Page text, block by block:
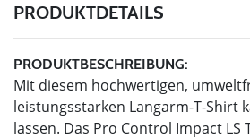
PRODUKTDETAILS
PRODUKTBESCHREIBUNG:
Mit diesem hochwertigen,
leistungsstarken Langarm-T-Shirt
lassen. Das Pro Control Impact LS